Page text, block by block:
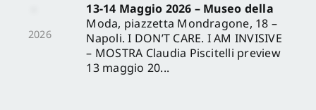
2026
13-14 Maggio 2026 – Museo della
Moda, piazzetta Mondragone, 18 –
Napoli. I DON’T CARE. I AM INVISIVE
– MOSTRA Claudia Piscitelli preview
13 maggio 20...